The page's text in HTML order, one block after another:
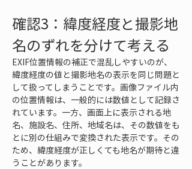
確認3：緯度経度と撮影地
名のずれを分けて考える
EXIF位置情報の補正で混乱しやすいのが、
緯度経度の値と撮影地名の表示を同じ問題と
して扱ってしまうことです。画像ファイル内
の位置情報は、一般的には数値として記録さ
れています。一方、画面上に表示される地
名、施設名、住所、地域名は、その数値をも
とに別の仕組みで変換された表示です。その
ため、緯度経度が正しくても地名が期待と違
うことがあります。